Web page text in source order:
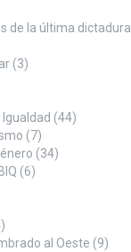
de la última dictadura
(3)
(44)
(7)
(34)
(6)
al Oeste (9)